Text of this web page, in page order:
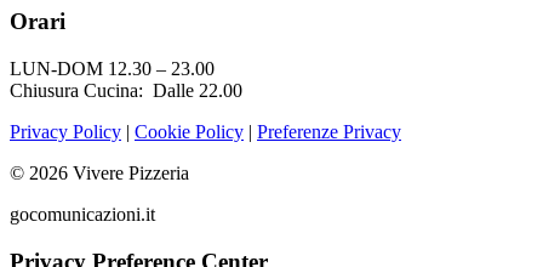
Orari
LUN-DOM 12.30 – 23.00
Chiusura Cucina: Dalle 22.00
Privacy Policy | Cookie Policy | Preferenze Privacy
© 2026 Vivere Pizzeria
gocomunicazioni.it
Privacy Preference Center